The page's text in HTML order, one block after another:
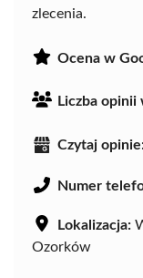
zlecenia.
Ocena w
Liczba opinii
Czytaj
Numer
Lokalizacja:
Ozorków